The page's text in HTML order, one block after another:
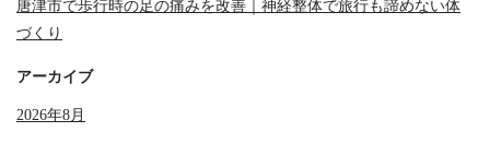
唐津市で歩行時の足の痛みを改善｜神経整体で旅行も諦めない体
づくり
アーカイブ
2026年8月